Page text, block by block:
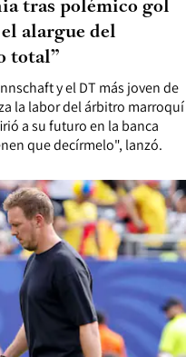
y el DT más joven de
la labor del árbitro marroquí
a su futuro en la banca
que decírmelo", lanzó.
tras polémico gol
alargue del
total”